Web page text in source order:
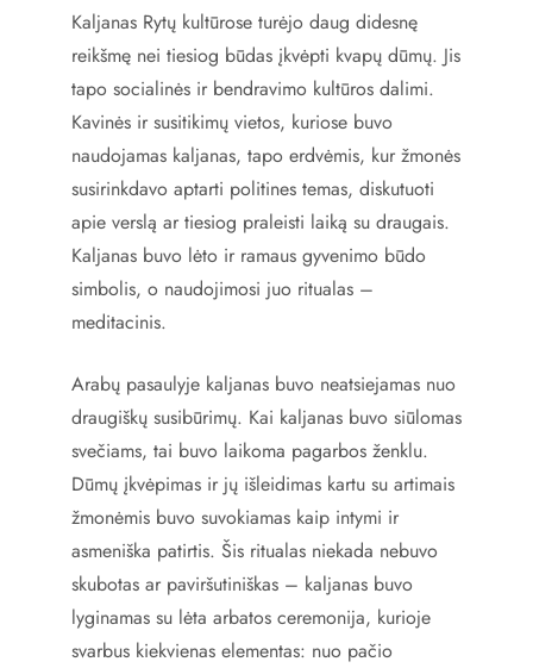
Kaljanas Rytų kultūrose turėjo daug didesnę
reikšmę nei tiesiog būdas įkvėpti kvapų dūmų. Jis
tapo socialinės ir bendravimo kultūros dalimi.
Kavinės ir susitikimų vietos, kuriose buvo
naudojamas kaljanas, tapo erdvėmis, kur žmonės
susirinkdavo aptarti politines temas, diskutuoti
apie verslą ar tiesiog praleisti laiką su draugais.
Kaljanas buvo lėto ir ramaus gyvenimo būdo
simbolis, o naudojimosi juo ritualas –
meditacinis.
Arabų pasaulyje kaljanas buvo neatsiejamas nuo
draugiškų susibūrimų. Kai kaljanas buvo siūlomas
svečiams, tai buvo laikoma pagarbos ženklu.
Dūmų įkvėpimas ir jų išleidimas kartu su artimais
žmonėmis buvo suvokiamas kaip intymi ir
asmeniška patirtis. Šis ritualas niekada nebuvo
skubotas ar paviršutiniškas – kaljanas buvo
lyginamas su lėta arbatos ceremonija, kurioje
svarbus kiekvienas elementas: nuo pačio